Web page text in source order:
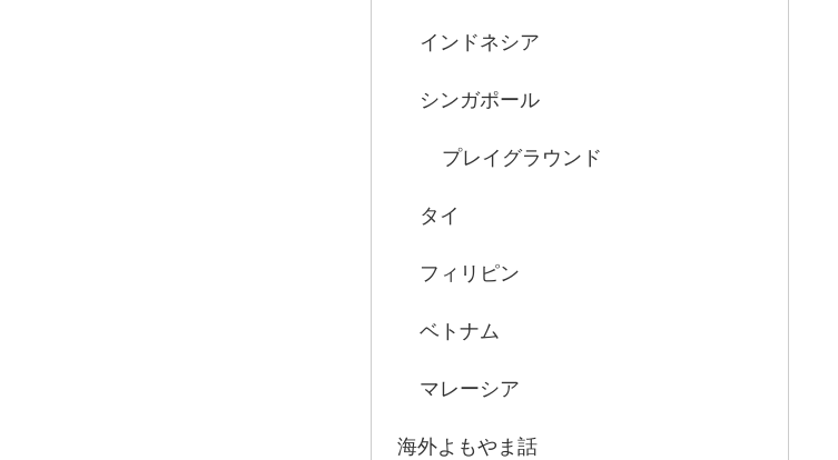
インドネシア
シンガポール
プレイグラウンド
タイ
フィリピン
ベトナム
マレーシア
海外よもやま話